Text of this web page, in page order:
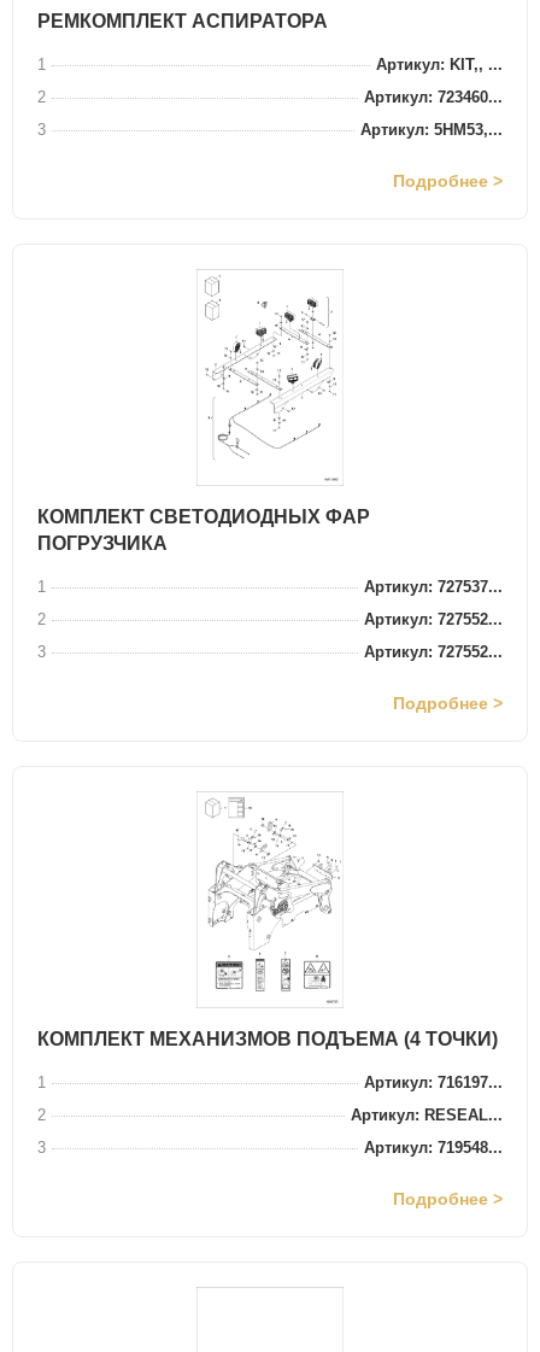
РЕМКОМПЛЕКТ АСПИРАТОРА
1
Артикул: KIT,, ...
2
Артикул: 723460...
3
Артикул: 5HM53,...
Подробнее >
КОМПЛЕКТ СВЕТОДИОДНЫХ ФАР
ПОГРУЗЧИКА
1
Артикул: 727537...
2
Артикул: 727552...
3
Артикул: 727552...
Подробнее >
КОМПЛЕКТ МЕХАНИЗМОВ ПОДЪЕМА (4 ТОЧКИ)
1
Артикул: 716197...
2
Артикул: RESEAL...
3
Артикул: 719548...
Подробнее >